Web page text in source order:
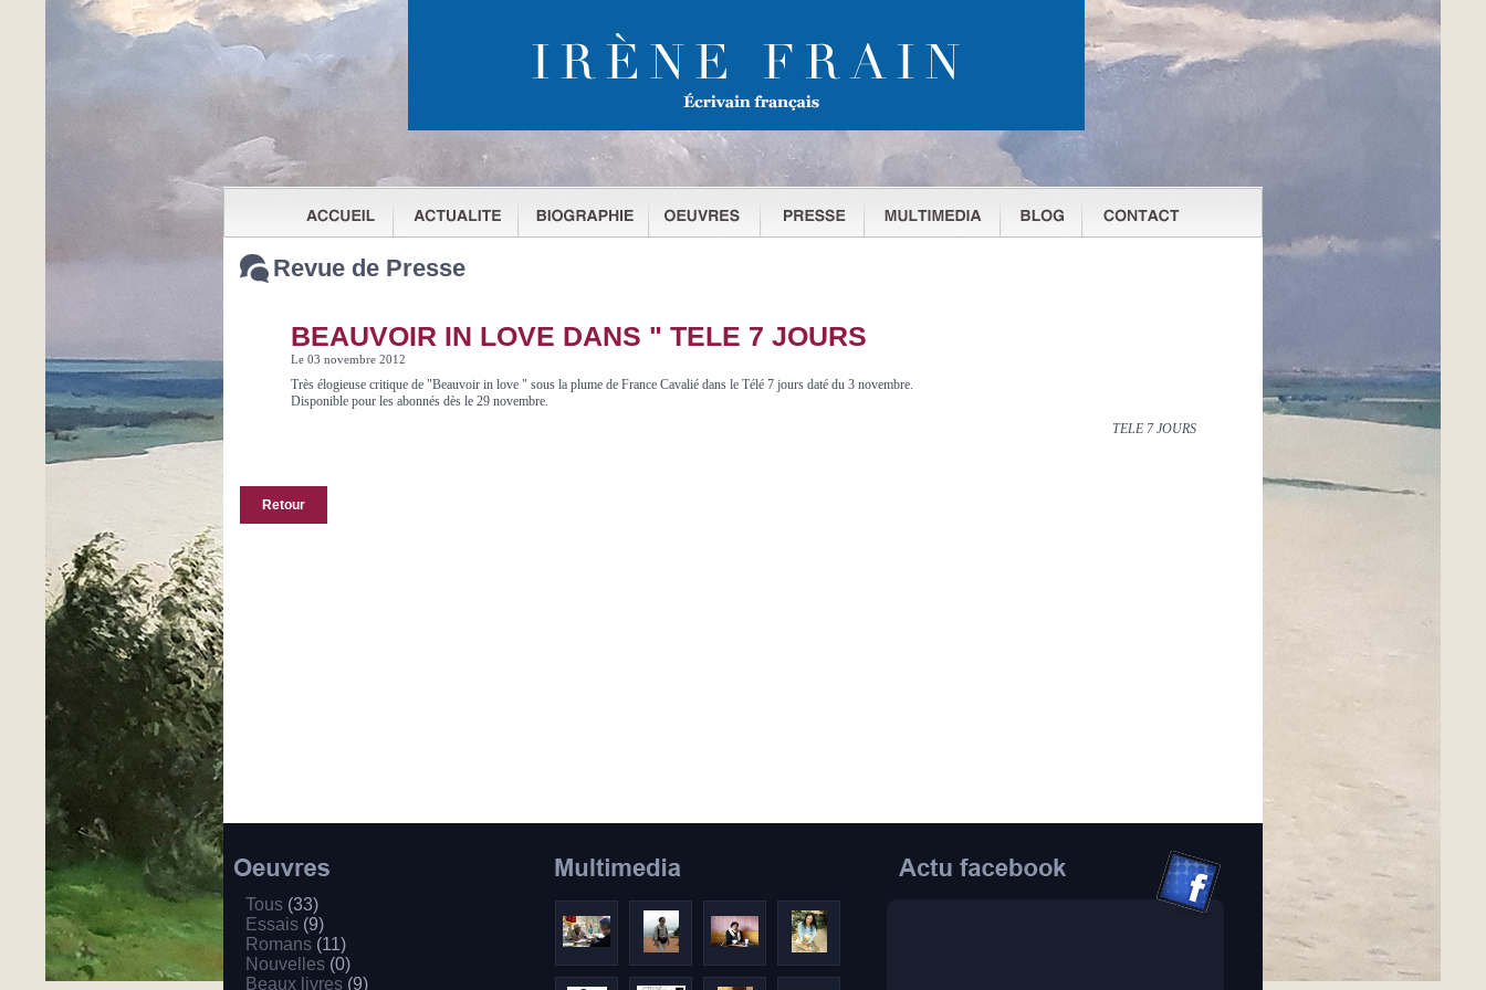
Revue de Presse
BEAUVOIR IN LOVE DANS " TELE 7 JOURS
Le 03 novembre 2012
Très élogieuse critique de "Beauvoir in love " sous la plume de France Cavalié dans le Télé 7 jours daté du 3 novembre.
Disponible pour les abonnés dès le 29 novembre.
TELE 7 JOURS
Retour
Tous (33)
Essais (9)
Romans (11)
Nouvelles (0)
Beaux livres (9)